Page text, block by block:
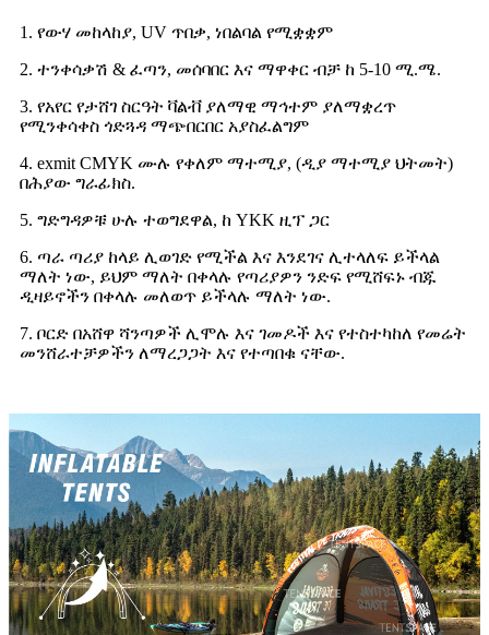
1. የውሃ መከላከያ, UV ጥበቃ, ነበልባል የሚቋቋም
2. ተንቀሳቃሽ & ፈጣን, መሰባበር እና ማዋቀር ብቻ ከ 5-10 ሚ.ሜ.
3. የአየር የታሸገ ስርዓት ቫልቭ ያለማዊ ማኅተም ያለማቋረጥ
የሚንቀሳቀስ ጎድጓዳ ማጭበርበር አያስፈልግም
4. exmit CMYK ሙሉ የቀለም ማተሚያ, (ዲያ ማተሚያ ህትመት)
በሕያው ግራፊክስ.
5. ግድግዳዎቹ ሁሉ ተወግደዋል, ከ YKK ዚፕ ጋር
6. ጣራ ጣሪያ ከላይ ሊወገድ የሚችል እና እንደገና ሊተላለፍ ይችላል
ማለት ነው, ይህም ማለት በቀላሉ የጣሪያዎን ንድፍ የሚሸፍኑ ብጁ
ዲዛይኖችን በቀላሉ መለወጥ ይችላሉ ማለት ነው.
7. ቦርድ በአሸዋ ሻንጣዎች ሊሞሉ እና ገመዶች እና የተስተካከለ የመሬት
መንሸራተቻዎችን ለማረጋጋት እና የተጣበቁ ናቸው.